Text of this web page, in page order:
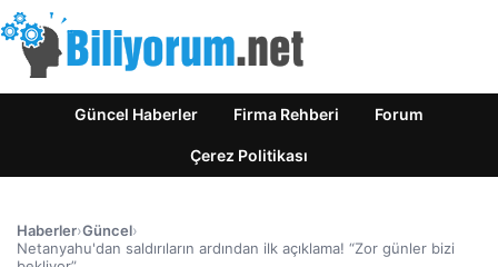
Güncel Haberler Firma Rehberi Forum
Çerez Politikası
Haberler›Güncel›
Netanyahu'dan saldırıların ardından ilk açıklama! “Zor günler bizi